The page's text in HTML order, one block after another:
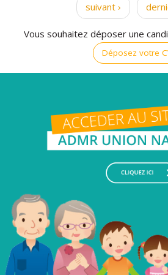
suivant ›
Vous souhaitez déposer une
Déposez votre